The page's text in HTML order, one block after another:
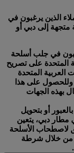
الذين يرغبون في
إلى دبي أو
في جلب أسلحة
المتحدة على تصريح
العربية المتحدة
وللحصول على هذا
بهذه الجهات
أو بتحويل
مطار دبي، يتعين
لاصطحاب الأسلحة
من خلال شرطة